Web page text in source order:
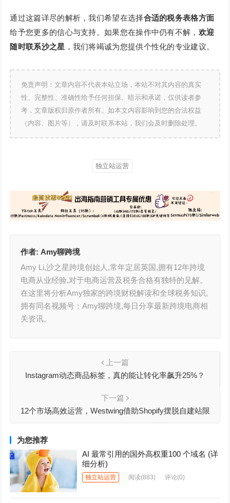
通过这篇详尽的解析，我们希望在选择合适的税务表格方面
给予您更多的信心与支持。如果您在操作中仍有不解， 欢迎
随时联系沙之星 ，我们将竭诚为您提供个性化的专业建议。
免责声明：文章内容不代表本站立场，本站不对其内容的真实
性、完整性、准确性给予任何担保、暗示和承诺，仅供读者参
考，文章版权归原作者所有。如本文内容影响到您的合法权益
（内容、图片等），请及时联系本站，我们会及时删除处理。
独立站运营
作者:Amy聊跨境
Amy Li,沙之星跨境创始人,常年定居英国,拥有12年跨境
电商从业经验,对于电商运营及税务合格有独特的见解。
在这里将分析Amy独家的跨境财税解读和全球税务知识,
拥有同名视频号：Amy聊跨境,每日分享最新跨境电商相
关资讯。
上一篇
Instagram动态商品标签，真的能让转化率飙升25%？
下一篇
12个市场高效运营，Westwing借助Shopify摆脱自建站限
为您推荐
AI 最常引用的国外高权重100 个域名 (详
细分析)
独立站运营 阅读(883) 评论(0)